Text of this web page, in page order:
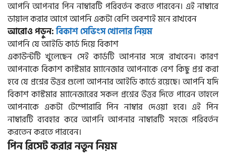
আপনি আপনার পিন নাম্বারটি পরিবর্তন করতে পারবেন। এই নাম্বারে
ডায়াল করার আগে আপনি একটা বেশি অবশ্যই মনে রাখবেন
আরোও পড়ুন:বিকাশ সেভিংস খোলার নিয়ম
আপনি যে আইডি কার্ড দিয়ে বিকাশ
একাউন্টটি খুলেছেন সেই কার্ডটি আপনার সঙ্গে রাখবেন। কারণ
আপনাকে বিকাশ কাস্টমার ম্যানেজার আপনাকে বেশ কিছু প্রশ্ন করা
হবে যে প্রশ্নের উত্তর গুলো আপনার আইডি কার্ডে রয়েছে। আপনি যদি
বিকাশ কাস্টমার ম্যানেজারের সকল প্রশ্নের উত্তর দিতে পারেন তাহলে
আপনাকে একটা টেম্পোরারি পিন নাম্বার দেওয়া হবে। এই পিন
নাম্বারটি ব্যবহার করে আপনি আপনার নাম্বারটি সহজে পরিবর্তন
করতেন করতে পারবেন।
পিন রিসেট করার নতুন নিয়ম